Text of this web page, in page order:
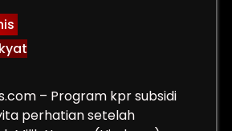
– Program kpr subsidi
perhatian setelah